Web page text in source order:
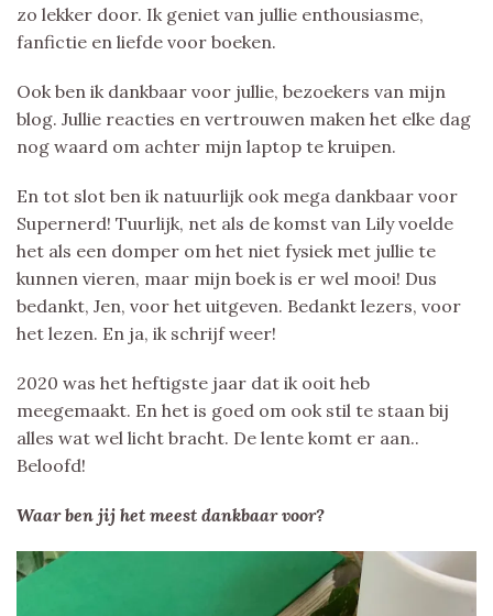
zo lekker door. Ik geniet van jullie enthousiasme,
fanfictie en liefde voor boeken.
Ook ben ik dankbaar voor jullie, bezoekers van mijn
blog. Jullie reacties en vertrouwen maken het elke dag
nog waard om achter mijn laptop te kruipen.
En tot slot ben ik natuurlijk ook mega dankbaar voor
Supernerd! Tuurlijk, net als de komst van Lily voelde
het als een domper om het niet fysiek met jullie te
kunnen vieren, maar mijn boek is er wel mooi! Dus
bedankt, Jen, voor het uitgeven. Bedankt lezers, voor
het lezen. En ja, ik schrijf weer!
2020 was het heftigste jaar dat ik ooit heb
meegemaakt. En het is goed om ook stil te staan bij
alles wat wel licht bracht. De lente komt er aan..
Beloofd!
Waar ben jij het meest dankbaar voor?